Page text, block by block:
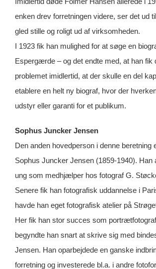
enken drev forretningen videre, ser det ud
gled stille og roligt ud af virksomheden.
I 1923 fik han mulighed for at søge en
Espergærde – og det endte med, at han fik
problemet imidlertid, at der skulle en del
etablere en helt ny biograf, hvor der
udstyr eller garanti for et publikum.
Sophus Juncker Jensen
Den anden hovedperson i denne beretning
Sophus Juncker Jensen (1859-1940). Han
ung som medhjælper hos fotograf G.
Senere fik han fotografisk uddannelse i
havde han eget fotografisk atelier på
Her fik han stor succes som
begyndte han snart at skrive sig med
Jensen. Han oparbejdede en ganske
forretning og investerede bl.a. i andre